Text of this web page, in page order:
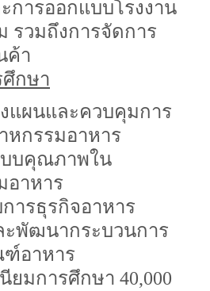
การออกแบบโรงงาน
รวมถึงการจัดการ
ค้า
กษา
แผนและควบคุมการ
หกรรมอาหาร
บบคุณภาพใน
อาหาร
ารธุรกิจอาหาร
ะพัฒนากระบวนการ
อาหาร
ยมการศึกษา 40,000